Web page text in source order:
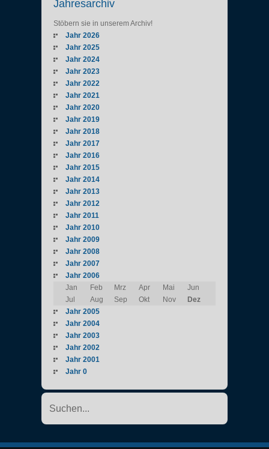
Jahresarchiv
Stöbern sie in unserem Archiv!
Jahr 2026
Jahr 2025
Jahr 2024
Jahr 2023
Jahr 2022
Jahr 2021
Jahr 2020
Jahr 2019
Jahr 2018
Jahr 2017
Jahr 2016
Jahr 2015
Jahr 2014
Jahr 2013
Jahr 2012
Jahr 2011
Jahr 2010
Jahr 2009
Jahr 2008
Jahr 2007
Jahr 2006
Jan
Feb Mrz Apr Mai
Jun
Jul
Aug Sep Okt Nov
Dez
Jahr 2005
Jahr 2004
Jahr 2003
Jahr 2002
Jahr 2001
Jahr 0